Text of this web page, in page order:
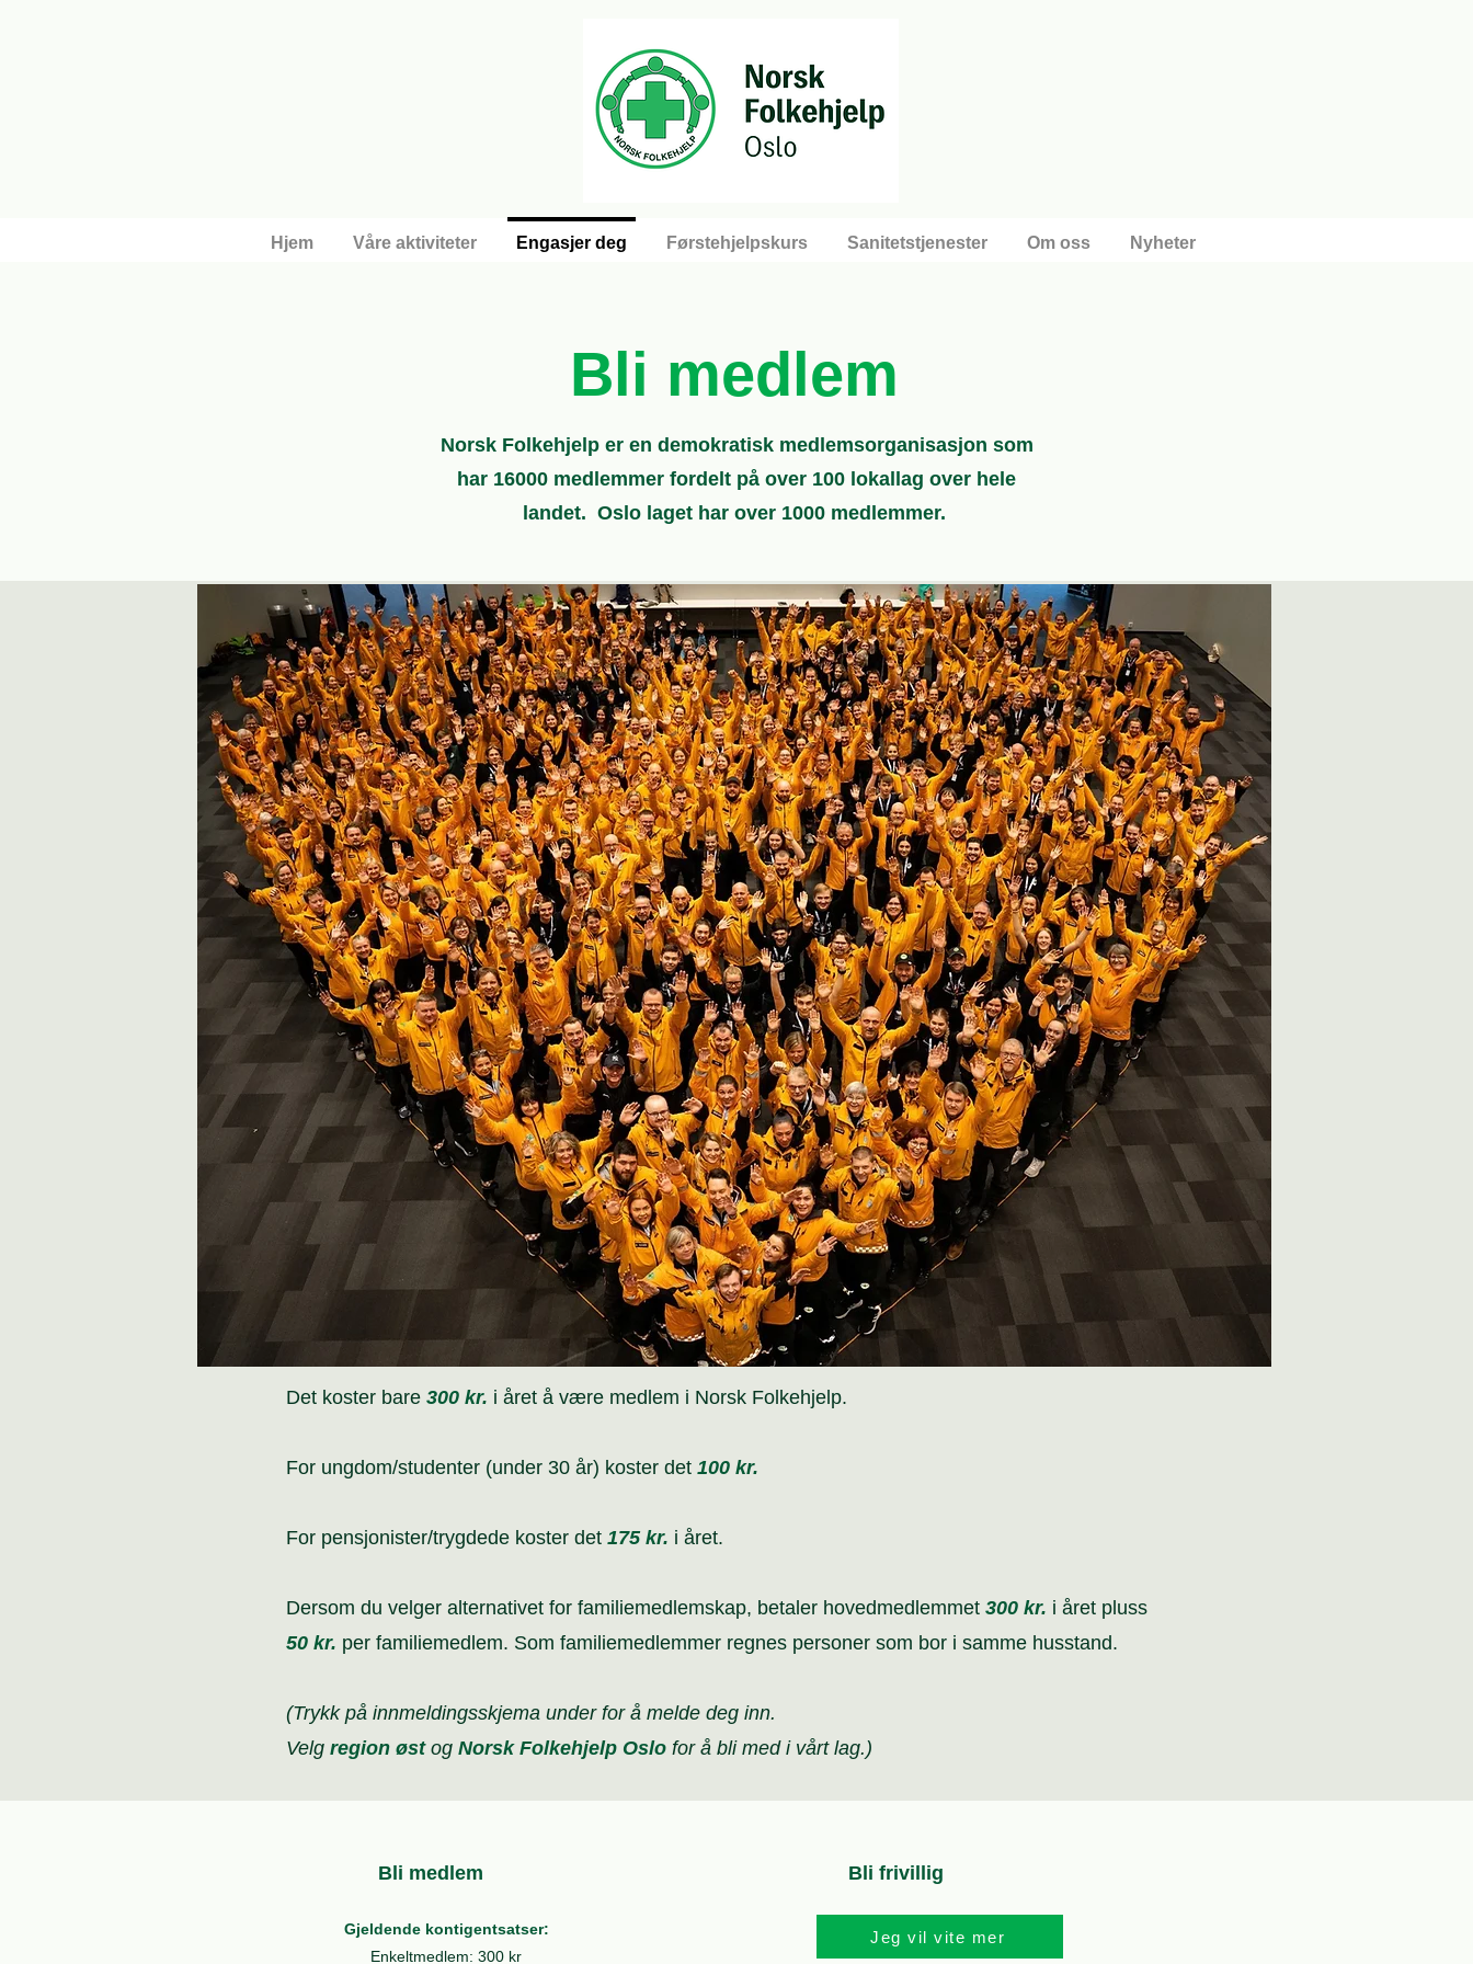
Hjem Våre aktiviteter Engasjer deg Førstehjelpskurs Sanitetstjenester Om oss Nyheter
Bli medlem
Norsk Folkehjelp er en demokratisk medlemsorganisasjon som
har 16000 medlemmer fordelt på over 100 lokallag over hele
landet. Oslo laget har over 1000 medlemmer.
Det koster bare 300 kr. i året å være medlem i Norsk Folkehjelp.
For ungdom/studenter (under 30 år) koster det 100 kr.
For pensjonister/trygdede koster det 175 kr. i året.
Dersom du velger alternativet for familiemedlemskap, betaler hovedmedlemmet 300 kr. i året pluss
50 kr. per familiemedlem. Som familiemedlemmer regnes personer som bor i samme husstand.
(Trykk på innmeldingsskjema under for å melde deg inn.
Velg region øst og Norsk Folkehjelp Oslo for å bli med i vårt lag.)
Bli medlem
Gjeldende kontigentsatser:
Enkeltmedlem: 300 kr
Bli frivillig
Jeg vil vite mer